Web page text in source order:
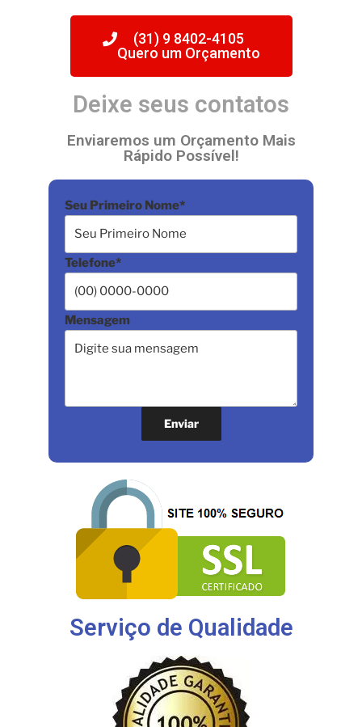
(31) 9 8402-4105
Quero um Orçamento
Deixe seus contatos
Enviaremos um Orçamento Mais
Rápido Possível​!
Seu Primeiro Nome*
Telefone*
Mensagem
Serviço de Qualidade